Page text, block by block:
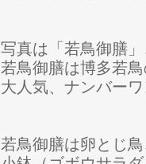
写真は「若鳥御膳
若鳥御膳は博多若
大人気、ナンバー
若鳥御膳は卵とじ